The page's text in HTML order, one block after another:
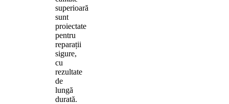
superioară
sunt
proiectate
pentru
reparații
sigure,
cu
rezultate
de
lungă
durată.